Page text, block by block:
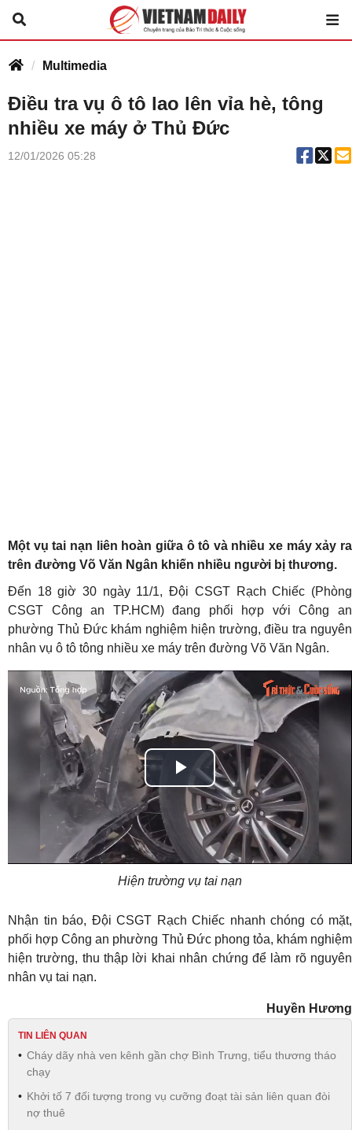
Multimedia
Điều tra vụ ô tô lao lên vỉa hè, tông
nhiều xe máy ở Thủ Đức
12/01/2026 05:28
Một vụ tai nạn liên hoàn giữa ô tô và nhiều xe máy xảy ra
trên đường Võ Văn Ngân khiến nhiều người bị thương.
Đến 18 giờ 30 ngày 11/1, Đội CSGT Rạch Chiếc (Phòng
CSGT Công an TP.HCM) đang phối hợp với Công an
phường Thủ Đức khám nghiệm hiện trường, điều tra nguyên
nhân vụ ô tô tông nhiều xe máy trên đường Võ Văn Ngân.
Play
Video
Hiện trường vụ tai nạn
Nhận tin báo, Đội CSGT Rạch Chiếc nhanh chóng có mặt,
phối hợp Công an phường Thủ Đức phong tỏa, khám nghiệm
hiện trường, thu thập lời khai nhân chứng để làm rõ nguyên
nhân vụ tai nạn.
Huyền Hương
TIN LIÊN QUAN
Cháy dãy nhà ven kênh gần chợ Bình Trưng, tiểu thương tháo
chạy
Khởi tố 7 đối tượng trong vụ cưỡng đoạt tài sản liên quan đòi
nợ thuê